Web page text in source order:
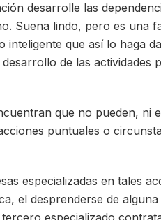
desarrolle las
Suena lindo, pero es una
inteligente que así lo haga
de las actividades
que no pueden, ni
puntuales o
especializadas en tales
el desprenderse de
especializado